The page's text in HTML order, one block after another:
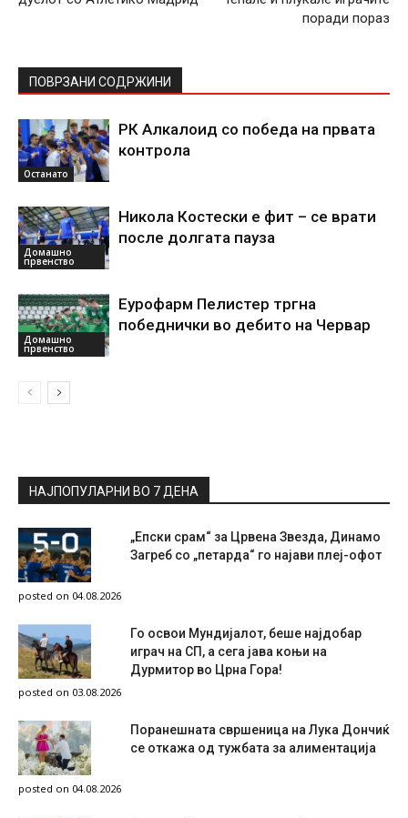
поради пораз
ПОВРЗАНИ СОДРЖИНИ
Останато
РК Алкалоид со победа на првата
контрола
Домашно
првенство
Никола Костески е фит – се врати
после долгата пауза
Домашно
првенство
Еурофарм Пелистер тргна
победнички во дебито на Червар
НАЈПОПУЛАРНИ ВО 7 ДЕНА
„Епски срам“ за Црвена Звезда, Динамо
Загреб со „петарда“ го најави плеј-офот
posted on 04.08.2026
Го освои Мундијалот, беше најдобар
играч на СП, а сега јава коњи на
Дурмитор во Црна Гора!
posted on 03.08.2026
Поранешната свршеница на Лука Дончиќ
се откажа од тужбата за алиментација
posted on 04.08.2026